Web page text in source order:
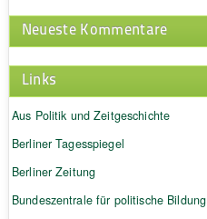
Neueste Kommentare
Links
Aus Politik und Zeitgeschichte
Berliner Tagesspiegel
Berliner Zeitung
Bundeszentrale für politische Bildung